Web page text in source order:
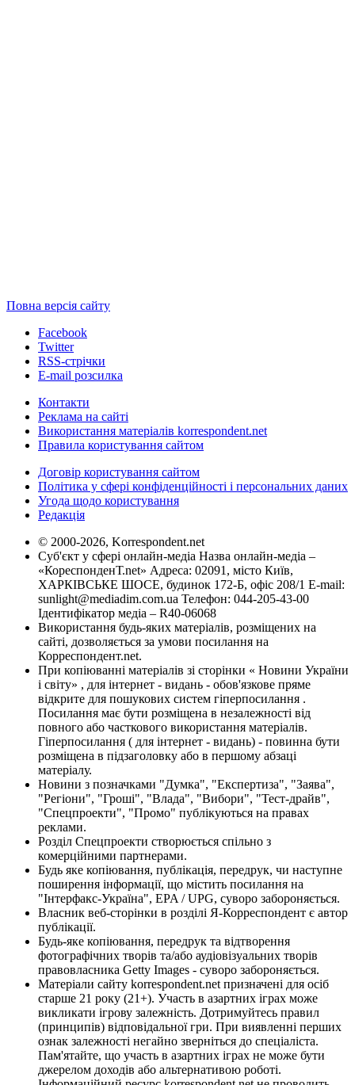
Повна версія сайту
Facebook
Twitter
RSS-стрічки
E-mail розсилка
Контакти
Реклама на сайті
Використання матеріалів korrespondent.net
Правила користування сайтом
Договір користування сайтом
Політика у сфері конфіденційності і персональних даних
Угода щодо користування
Редакція
© 2000-2026, Korrespondent.net
Суб'єкт у сфері онлайн-медіа Назва онлайн-медіа –
«КореспонденТ.net» Адреса: 02091, місто Київ,
ХАРКІВСЬКЕ ШОСЕ, будинок 172-Б, офіс 208/1 E-mail:
sunlight@mediadim.com.ua Телефон: 044-205-43-00
Ідентифікатор медіа – R40-06068
Використання будь-яких матеріалів, розміщених на
сайті, дозволяється за умови посилання на
Корреспондент.net.
При копіюванні матеріалів зі сторінки « Новини України
і світу» , для інтернет - видань - обов'язкове пряме
відкрите для пошукових систем гіперпосилання .
Посилання має бути розміщена в незалежності від
повного або часткового використання матеріалів.
Гіперпосилання ( для інтернет - видань) - повинна бути
розміщена в підзаголовку або в першому абзаці
матеріалу.
Новини з позначками "Думка", "Експертиза", "Заява",
"Регіони", "Гроші", "Влада", "Вибори", "Тест-драйв",
"Спецпроекти", "Промо" публікуються на правах
реклами.
Розділ Спецпроекти створюється спільно з
комерційними партнерами.
Будь яке копіювання, публікація, передрук, чи наступне
поширення інформації, що містить посилання на
"Інтерфакс-Україна", EPA / UPG, суворо забороняється.
Власник веб-сторінки в розділі Я-Корреспондент є автор
публікації.
Будь-яке копіювання, передрук та відтворення
фотографічних творів та/або аудіовізуальних творів
правовласника Getty Images - суворо забороняється.
Матеріали сайту korrespondent.net призначені для осіб
старше 21 року (21+). Участь в азартних іграх може
викликати ігрову залежність. Дотримуйтесь правил
(принципів) відповідальної гри. При виявленні перших
ознак залежності негайно зверніться до спеціаліста.
Пам'ятайте, що участь в азартних іграх не може бути
джерелом доходів або альтернативою роботі.